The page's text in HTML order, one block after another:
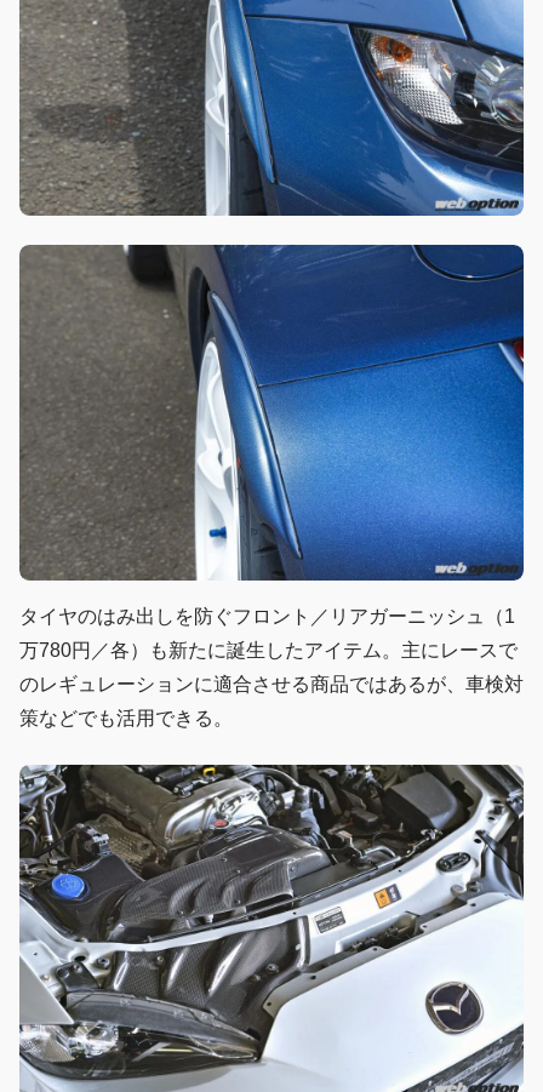
タイヤのはみ出しを防ぐフロント／リアガーニッシュ（1
万780円／各）も新たに誕生したアイテム。主にレースで
のレギュレーションに適合させる商品ではあるが、車検対
策などでも活用できる。